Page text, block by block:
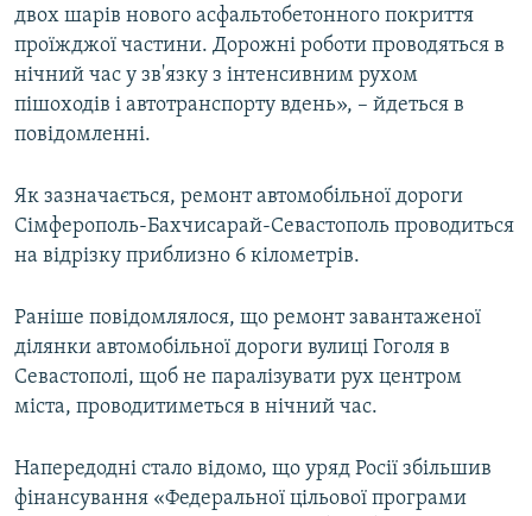
двох шарів нового асфальтобетонного покриття
проїжджої частини. Дорожні роботи проводяться в
нічний час у зв'язку з інтенсивним рухом
пішоходів і автотранспорту вдень», – йдеться в
повідомленні.
Як зазначається, ремонт автомобільної дороги
Сімферополь-Бахчисарай-Севастополь проводиться
на відрізку приблизно 6 кілометрів.
Раніше повідомлялося, що ремонт завантаженої
ділянки автомобільної дороги вулиці Гоголя в
Севастополі, щоб не паралізувати рух центром
міста, проводитиметься в нічний час.
Напередодні стало відомо, що уряд Росії збільшив
фінансування «Федеральної цільової програми